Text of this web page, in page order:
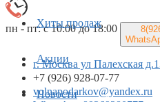
пн - пт: с 10:00 до 18:00
г. Москва ул Палехская
+7 (926) 928-07-77
volnapodarkov@yandex.ru
Хиты продаж
Акции
Новости